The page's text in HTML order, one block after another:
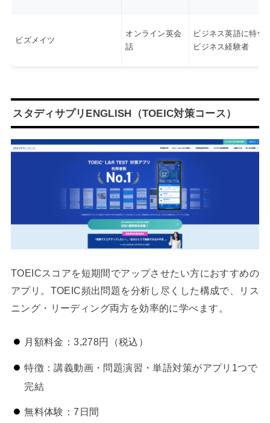
ビズメイツ
オンライン英会
話
ビジネス英語に特化
ビジネス経験者
スタディサプリENGLISH（TOEIC対策コース）
TOEICスコアを短期間でアップさせたい方におすすめの
アプリ。TOEIC頻出問題を分析し尽くした構成で、リス
ニング・リーディング両方を効率的に学べます。
月額料金：3,278円（税込）
特徴：講義動画・問題演習・単語対策がアプリ1つで
完結
無料体験：7日間